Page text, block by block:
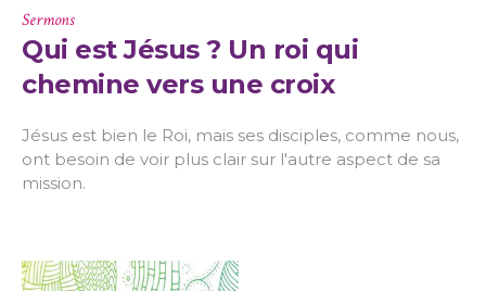
Sermons
Qui est Jésus ? Un roi qui
chemine vers une croix
Jésus est bien le Roi, mais ses disciples, comme nous,
ont besoin de voir plus clair sur l'autre aspect de sa
mission.